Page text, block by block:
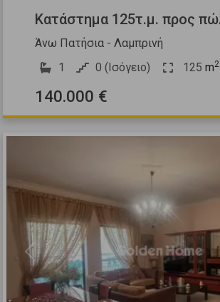
Κατάστημα 125τ.μ. προς
Άνω Πατήσια - Λαμπρινή
1
0 (Ισόγειο) 125 m2
140.000 €
Previous